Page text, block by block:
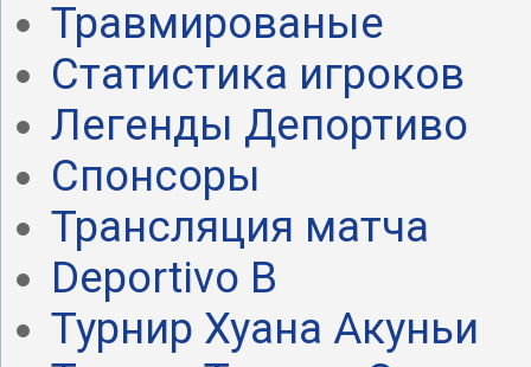
Травмированые
Статистика игроков
Легенды Депортиво
Спонсоры
Трансляция матча
Deportivo B
Турнир Хуана Акуньи